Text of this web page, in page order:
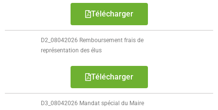
Télécharger
D2_08042026 Remboursement frais de
représentation des élus
Télécharger
D3_08042026 Mandat spécial du Maire